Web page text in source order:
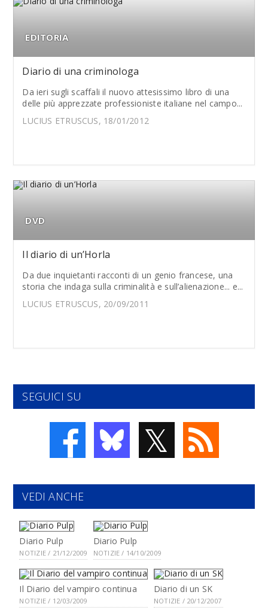
EDITORIA
Diario di una criminologa
Da ieri sugli scaffali il nuovo attesissimo libro di una
delle più apprezzate professioniste italiane nel campo...
LUCIUS ETRUSCUS, 18/01/2012
DVD
Il diario di un’Horla
Da due inquietanti racconti di un genio francese, una
storia che indaga sulla criminalità e sull’alienazione... e...
LUCIUS ETRUSCUS, 20/09/2011
SEGUICI SU
𝕏
VEDI ANCHE
Diario Pulp
NOTIZIE / 21/12/2009
Diario Pulp
NOTIZIE / 14/10/2009
Il Diario del vampiro continua
NOTIZIE / 12/03/2009
Diario di un SK
NOTIZIE / 20/12/2007